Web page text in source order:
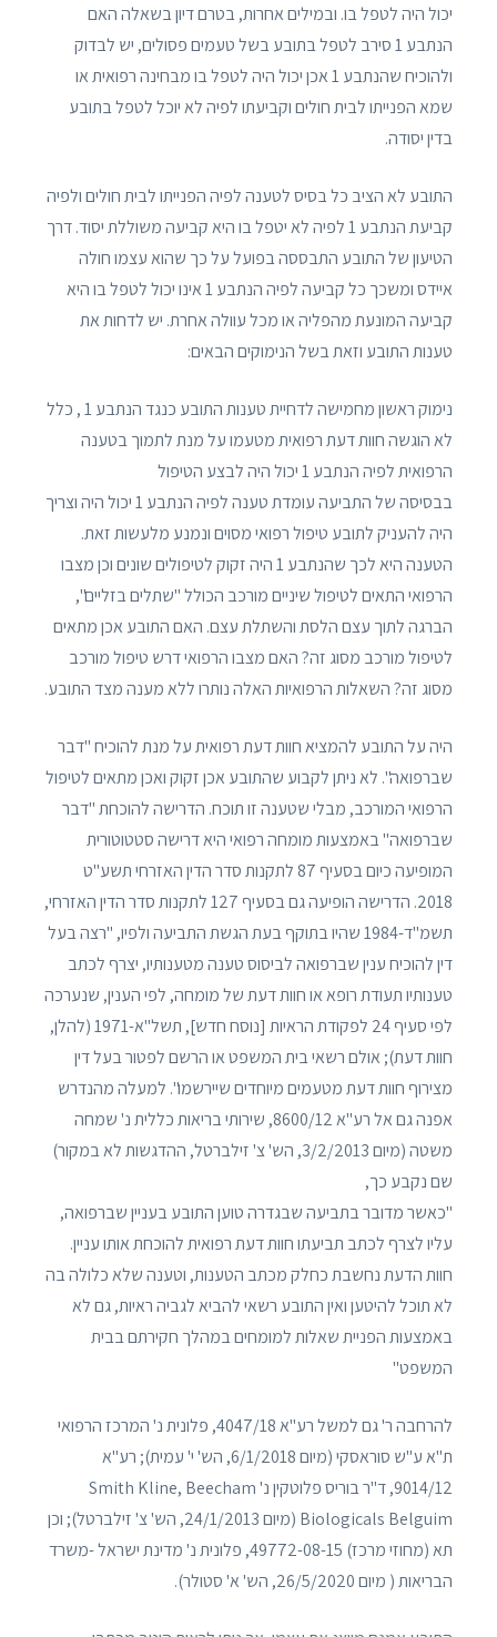
יכול היה לטפל בו. ובמילים אחרות, בטרם דיון בשאלה האם
הנתבע 1 סירב לטפל בתובע בשל טעמים פסולים, יש לבדוק
ולהוכיח שהנתבע 1 אכן יכול היה לטפל בו מבחינה רפואית או
שמא הפנייתו לבית חולים וקביעתו לפיה לא יוכל לטפל בתובע
בדין יסודה.
התובע לא הציב כל בסיס לטענה לפיה הפנייתו לבית חולים ולפיה
קביעת הנתבע 1 לפיה לא יטפל בו היא קביעה משוללת יסוד. דרך
הטיעון של התובע התבססה בפועל על כך שהוא עצמו חולה
איידס ומשכך כל קביעה לפיה הנתבע 1 אינו יכול לטפל בו היא
קביעה המונעת מהפליה או מכל עוולה אחרת. יש לדחות את
טענות התובע וזאת בשל הנימוקים הבאים:
נימוק ראשון מחמישה לדחיית טענות התובע כנגד הנתבע 1 , כלל
לא הוגשה חוות דעת רפואית מטעמו על מנת לתמוך בטענה
הרפואית לפיה הנתבע 1 יכול היה לבצע הטיפול
בבסיסה של התביעה עומדת טענה לפיה הנתבע 1 יכול היה וצריך
היה להעניק לתובע טיפול רפואי מסוים ונמנע מלעשות זאת.
הטענה היא לכך שהנתבע 1 היה זקוק לטיפולים שונים וכן מצבו
הרפואי התאים לטיפול שיניים מורכב הכולל "שתלים בזליים",
הברגה לתוך עצם הלסת והשתלת עצם. האם התובע אכן מתאים
לטיפול מורכב מסוג זה? האם מצבו הרפואי דרש טיפול מורכב
מסוג זה? השאלות הרפואיות האלה נותרו ללא מענה מצד התובע.
היה על התובע להמציא חוות דעת רפואית על מנת להוכיח "דבר
שברפואה". לא ניתן לקבוע שהתובע אכן זקוק ואכן מתאים לטיפול
הרפואי המורכב, מבלי שטענה זו תוכח. הדרישה להוכחת "דבר
שברפואה" באמצעות מומחה רפואי היא דרישה סטטוטורית
המופיעה כיום בסעיף 87 לתקנות סדר הדין האזרחי תשע"ט
2018. הדרישה הופיעה גם בסעיף 127 לתקנות סדר הדין האזרחי,
תשמ"ד-1984 שהיו בתוקף בעת הגשת התביעה ולפיו, "רצה בעל
דין להוכיח ענין שברפואה לביסוס טענה מטענותיו, יצרף לכתב
טענותיו תעודת רופא או חוות דעת של מומחה, לפי הענין, שנערכה
לפי סעיף 24 לפקודת הראיות [נוסח חדש], תשל"א-1971 (להלן,
חוות דעת); אולם רשאי בית המשפט או הרשם לפטור בעל דין
מצירוף חוות דעת מטעמים מיוחדים שיירשמו". למעלה מהנדרש
אפנה גם אל רע"א 8600/12, שירותי בריאות כללית נ' שמחה
משטה (מיום 3/2/2013, הש' צ' זילברטל, ההדגשות לא במקור)
שם נקבע כך,
"כאשר מדובר בתביעה שבגדרה טוען התובע בעניין שברפואה,
עליו לצרף לכתב תביעתו חוות דעת רפואית להוכחת אותו עניין.
חוות הדעת נחשבת כחלק מכתב הטענות, וטענה שלא כלולה בה
לא תוכל להיטען ואין התובע רשאי להביא לגביה ראיות, גם לא
באמצעות הפניית שאלות למומחים במהלך חקירתם בבית
המשפט"
להרחבה ר' גם למשל רע"א 4047/18,‏ פלונית נ' המרכז הרפואי
ת"א ע"ש סוראסקי (מיום 6/1/2018, הש' י' עמית); רע"א
9014/12, ד"ר בוריס פלוטקין נ' ‏Smith Kline, Beecham
Biologicals Belguim (מיום 24/1/2013, הש' צ' זילברטל); וכן
תא (מחוזי מרכז) 49772-08-15‏‏, פלונית נ' מדינת ישראל -משרד
הבריאות ( מיום 26/5/2020, הש' א' סטולר).